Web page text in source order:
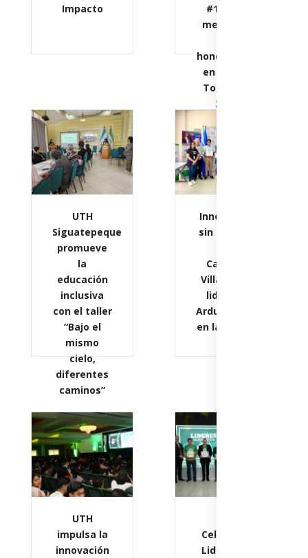
Impacto
#1 en la
mente de
hondureños
en la Gira
Top Mind
2026
UTH
Siguatepeque
promueve
la
educación
inclusiva
con el taller
“Bajo el
mismo
cielo,
diferentes
caminos”
Innovación
sin límites:
Campus
Villanueva
lidera el
Arduino Day
en la región
UTH
impulsa la
innovación
Celebra el
Liderazgo